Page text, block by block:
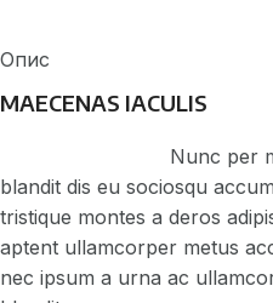
Опис
MAECENAS IACULIS
Nunc per
blandit dis eu sociosqu
tristique montes a deros
aptent ullamcorper metus
nec ipsum a urna ac